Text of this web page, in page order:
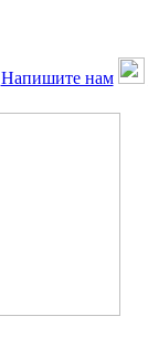
Напишите нам